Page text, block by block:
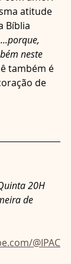
atitude
Bíblia
...porque,
neste
também é
de
20H
de
@IPAC